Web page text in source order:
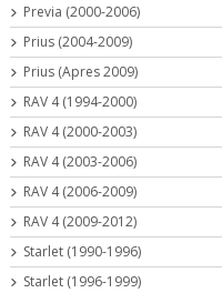
Previa (2000-2006)
Prius (2004-2009)
Prius (Apres 2009)
RAV 4 (1994-2000)
RAV 4 (2000-2003)
RAV 4 (2003-2006)
RAV 4 (2006-2009)
RAV 4 (2009-2012)
Starlet (1990-1996)
Starlet (1996-1999)